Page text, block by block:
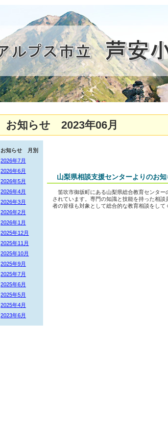
お知らせ 2023年06月
お知らせ 月別
2026年7月
2026年6月
2026年5月
2026年4月
2026年3月
2026年2月
2026年1月
2025年12月
2025年11月
2025年10月
2025年9月
2025年7月
2025年6月
2025年5月
2025年4月
2023年6月
山梨県相談支援センターよりのお
笛吹市御坂町にある山梨県総合教育センター
されています。専門の知識と技能を持った相
者の皆様も対象として総合的な教育相談をし